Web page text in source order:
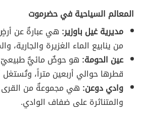
المعالم السياحية في حضرموت
مديرية غيل باوزير: هي عبارةٌ عن
من ينابيع الماء الغزيرة والجارية،
عين الحومة: هو حوضٌ مائيٌّ طبيعيّ
قطرها حوالي أربعين متراً، وتُستغل
وادي دوعن: هي مجموعةٌ من القرى
والمتناثرة على ضفاف الوادي.